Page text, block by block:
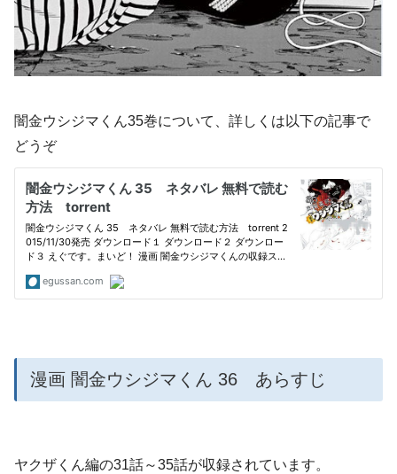
闇金ウシジマくん35巻について、詳しくは以下の記事で
どうぞ
漫画 闇金ウシジマくん 36 あらすじ
ヤクザくん編の31話～35話が収録されています。